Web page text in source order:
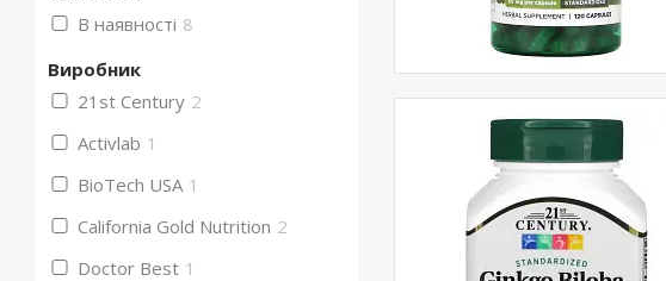
В наявності 8
Виробник
21st Century 2
Activlab 1
BioTech USA 1
California Gold Nutrition 2
Doctor Best 1